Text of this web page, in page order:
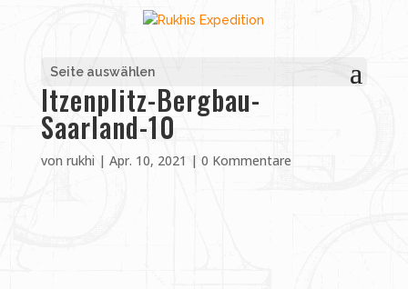
Seite auswählen
Itzenplitz-Bergbau-
Saarland-10
von rukhi | Apr. 10, 2021 | 0 Kommentare